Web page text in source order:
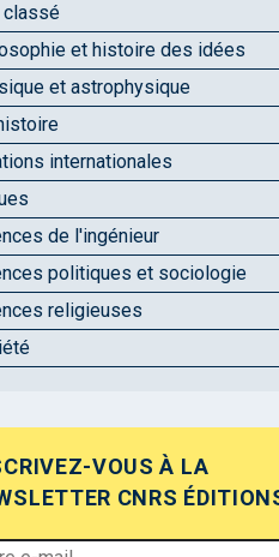
classé
et histoire des idées
et astrophysique
internationales
de l'ingénieur
politiques et sociologie
religieuses
VOUS À LA
CNRS